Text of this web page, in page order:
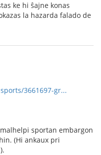
ke hi ŝajne konas
la hazarda falado de
3661697-gr...
sportan embargon
(Hi ankaux pri